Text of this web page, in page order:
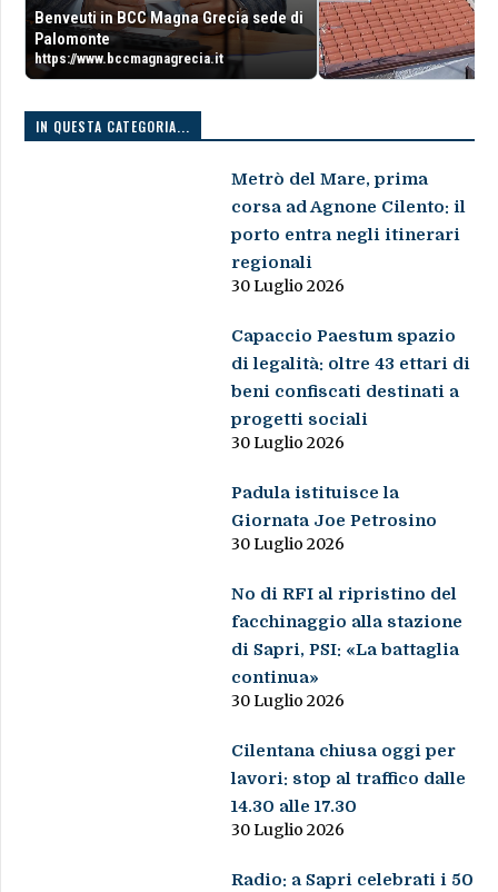
Benveuti in BCC Magna Grecia sede di
Palomonte
https://www.bccmagnagrecia.it
IN QUESTA CATEGORIA...
Metrò del Mare, prima
corsa ad Agnone Cilento: il
porto entra negli itinerari
regionali
30 Luglio 2026
Capaccio Paestum spazio
di legalità: oltre 43 ettari di
beni confiscati destinati a
progetti sociali
30 Luglio 2026
Padula istituisce la
Giornata Joe Petrosino
30 Luglio 2026
No di RFI al ripristino del
facchinaggio alla stazione
di Sapri, PSI: «La battaglia
continua»
30 Luglio 2026
Cilentana chiusa oggi per
lavori: stop al traffico dalle
14.30 alle 17.30
30 Luglio 2026
Radio: a Sapri celebrati i 50